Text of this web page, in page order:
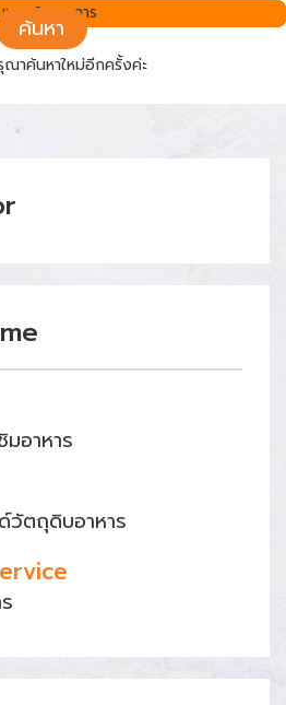
ค้นหา
ณาค้นหาใหม่อีกครั้งค่ะ
พบ 0 รายการ
อาหาร
วัตถุดิบอาหาร